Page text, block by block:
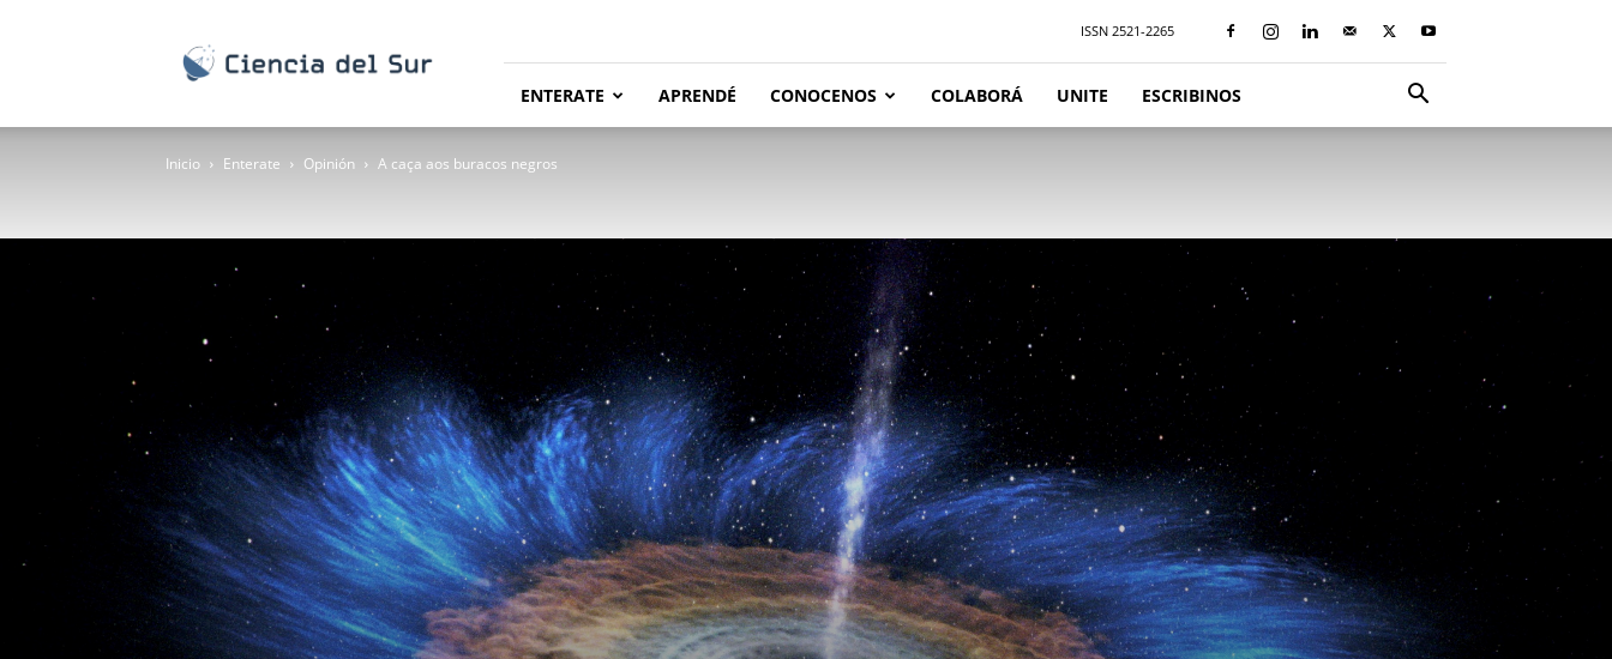
Sur
ISSN 2521-2265
ENTERATE APRENDÉ CONOCENOS COLABORÁ UNITE ESCRIBINOS
Inicio Enterate Opinión A caça aos buracos negros